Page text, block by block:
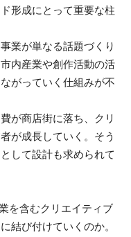
形成にとって重要な柱
業が単なる話題づくり
内産業や創作活動の活
がっていく仕組みが不
が商店街に落ち、クリ
が成長していく。そう
して設計も求められて
を含むクリエイティブ
結び付けていくのか。